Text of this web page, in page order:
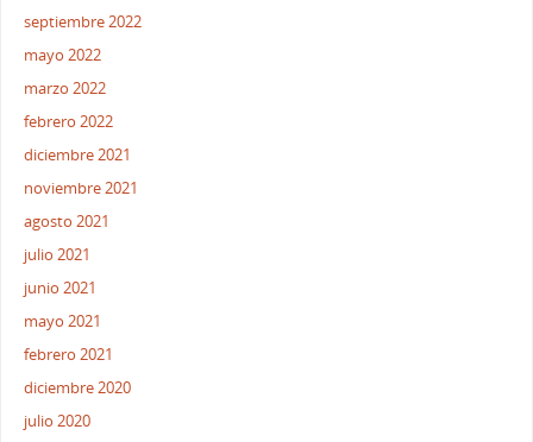
septiembre 2022
mayo 2022
marzo 2022
febrero 2022
diciembre 2021
noviembre 2021
agosto 2021
julio 2021
junio 2021
mayo 2021
febrero 2021
diciembre 2020
julio 2020